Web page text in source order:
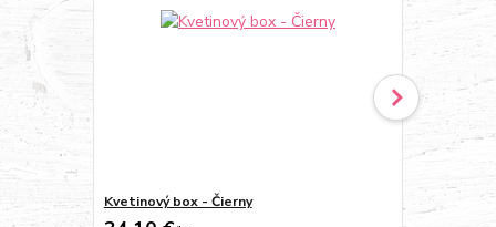
Kvetinový box - Čierny Box z